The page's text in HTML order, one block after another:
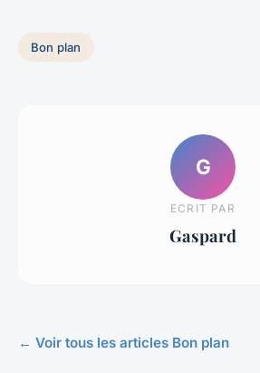
Bon plan
G
ECRIT PAR
Gaspard
← Voir tous les articles Bon plan